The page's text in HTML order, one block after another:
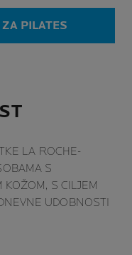
PILATES
LA ROCHE-
S
S CILJEM
UDOBNOSTI